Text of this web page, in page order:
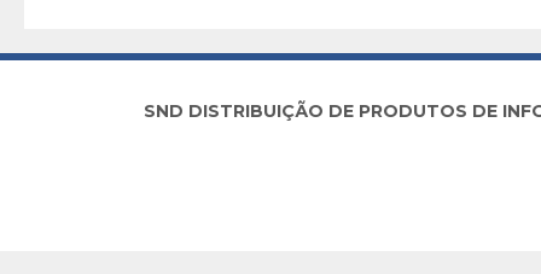
SND DISTRIBUIÇÃO DE PRODUTOS DE